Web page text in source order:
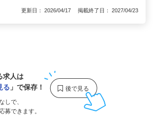
更新日： 2026/04/17 掲載終了日： 2027/04/23
求人は
る 」で保存！
しで、
募できます。